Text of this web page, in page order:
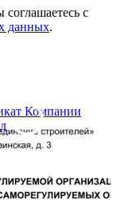
с
данных.